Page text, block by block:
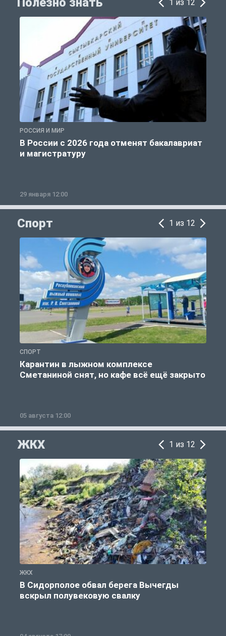
1 из 12
РОССИЯ И МИР
В России с 2026 года отменят бакалавриат
и магистратуру
29 января 12:00
Спорт 1 из 12
СПОРТ
Карантин в лыжном комплексе
Сметаниной снят, но кафе всё ещё закрыто
05 августа 12:00
ЖКХ 1 из 12
ЖКХ
В Сидорполое обвал берега Вычегды
вскрыл полувековую свалку